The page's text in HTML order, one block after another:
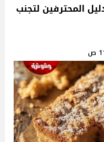
المحترفين لتجنب